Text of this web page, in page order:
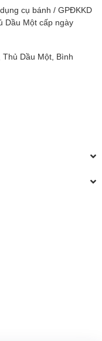
cụ bánh / GPĐKKD
Dầu Một cấp ngày
Dầu Một, Bình